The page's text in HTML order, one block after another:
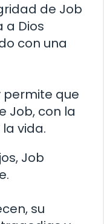
de Job
a Dios
con una
permite que
Job, con la
vida.
Job
su